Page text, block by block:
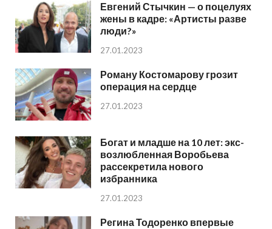
Евгений Стычкин — о поцелуях
жены в кадре: «Артисты разве
люди?»
27.01.2023
Роману Костомарову грозит
операция на сердце
27.01.2023
Богат и младше на 10 лет: экс-
возлюбленная Воробьева
рассекретила нового
избранника
27.01.2023
Регина Тодоренко впервые